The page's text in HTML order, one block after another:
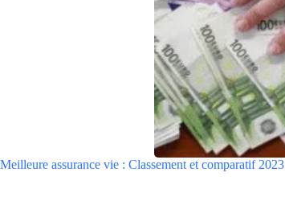
Meilleure assurance vie : Classement et comparatif 2023